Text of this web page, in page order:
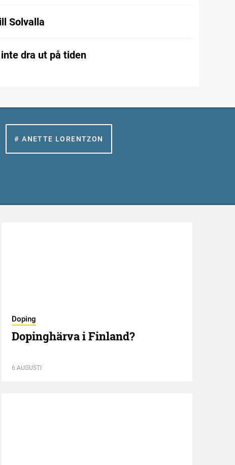
Solvalla
dra ut på tiden
# ANETTE LORENTZON
Doping
Dopinghärva i Finland?
6 AUGUSTI